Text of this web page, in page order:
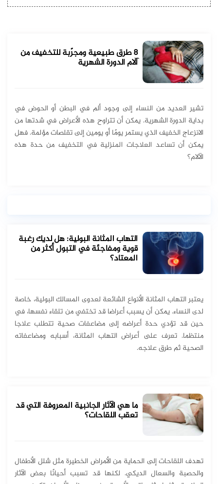
8 طرق طبيعية ومجرّبة للتخفيف من
آلام الدورة الشهرية
تشير العديد من النساء إلى وجود ألم في البطن أو الحوض في
بداية الدورة الشهرية. يمكن أن تتراوح هذه الأعراض في شدتها من
الانزعاج الخفيف الذي يستمر يومًا أو يومين إلى تقلصات مؤلمة. فهل
يمكن أن تساعد العلاجات المنزلية في التخفيف من حدة هذه
الآلام؟
التهاب المثانة البولية: هل لديك رغبة
قوية ومفاجئة في التبول أكثر من
المعتاد؟
يعتبر التهاب المثانة الأنواع الشائعة لعدوى المسالك البولية، خاصة
لدى النساء. يمكن أن يسبب أعراضا قد تختفي من تلقاء نفسها، في
حين قد تؤدي حدة أعراضه إلى مضاعفات صحية تتطلب علاجا
منتظما. تعرف على أعراض التهاب المثانة، أسبابه ومضاعفاته
الصحية ثم طرق علاجه.
ما هي الآثار الجانبية المعروفة التي قد
تعقب اللقاحات؟
تهدف اللقاحات إلى الحماية من الأمراض الخطيرة مثل شلل الأطفال
والحصبة والسعال الديكي. لكنها قد تسبب أحيانًا بعض الآثار